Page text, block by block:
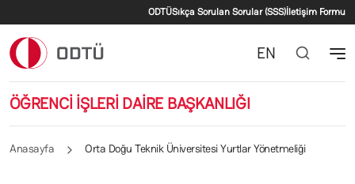
İkincil menü
ODTÜSıkça Sorulan Sorular (SSS)İletişim Formu
ÖĞRENCİ İŞLERİ DAİRE BAŞKANLIĞI
EN
Anasayfa Orta Doğu Teknik Üniversitesi Yurtlar Yönetmeliği